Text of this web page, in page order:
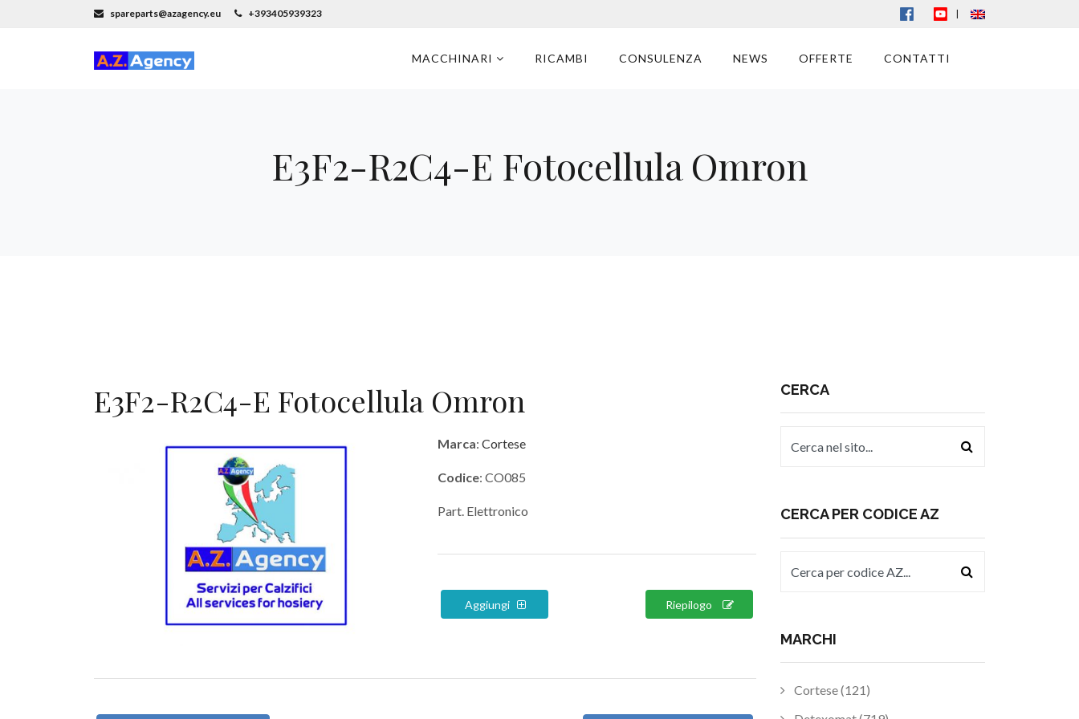
spareparts@azagency.eu +393405939323 |
MACCHINARI RICAMBI CONSULENZA NEWS OFFERTE CONTATTI
E3F2-R2C4-E Fotocellula Omron
E3F2-R2C4-E Fotocellula Omron
Marca: Cortese
Codice: CO085
Part. Elettronico
Aggiungi Riepilogo
CERCA
CERCA PER CODICE AZ
MARCHI
Cortese (121)